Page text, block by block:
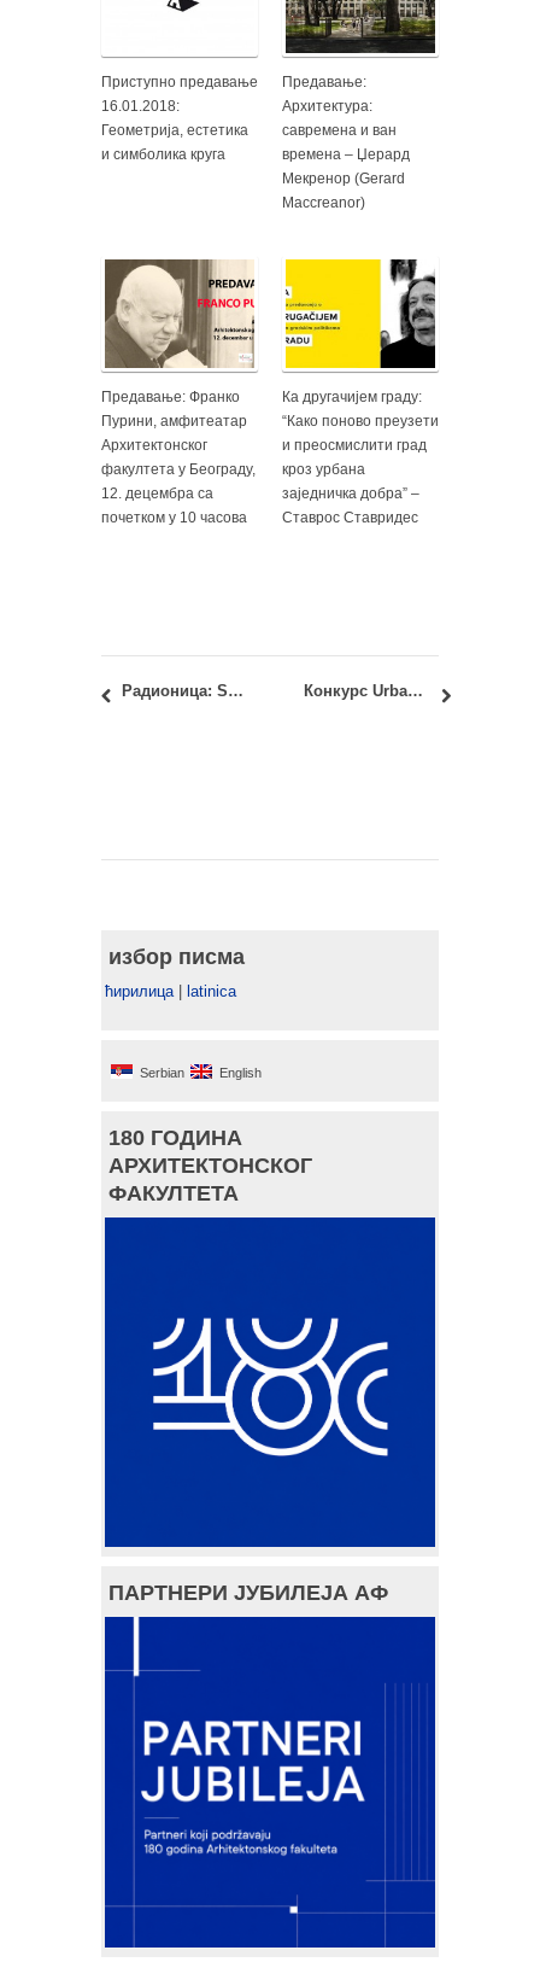
Приступно предавање
16.01.2018:
Геометрија, естетика
и симболика круга
Предавање:
Архитектура:
савремена и ван
времена – Џерард
Мекренор (Gerard
Maccreanor)
Предавање: Франко
Пурини, амфитеатар
Архитектонског
факултета у Београду,
12. децембра са
почетком у 10 часова
Ка другачијем граду:
“Како поново преузети
и преосмислити град
кроз урбана
заједничка добра” –
Ставрос Ставридес
Радионица: Smart Living Challenge 2015 Конкурс Urban SOS: All Systems Go
избор писма
ћирилица| latinica
Serbian English
180 ГОДИНА
АРХИТЕКТОНСКОГ
ФАКУЛТЕТА
ПАРТНЕРИ ЈУБИЛЕЈА АФ